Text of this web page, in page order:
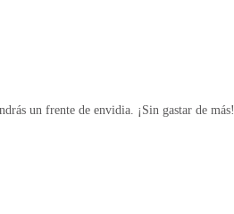
un frente de envidia. ¡Sin gastar de más!